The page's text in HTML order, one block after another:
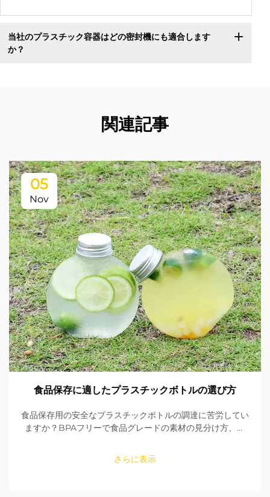
当社のプラスチック容器はどの密封機にも適合します
か？
関連記事
05
Nov
食品保存に適したプラスチックボトルの選び方
食品保存用の安全なプラスチックボトルの調達に苦労してい
ますか？BPAフリーで食品グレードの素材の見分け方、シ
FDAおよびEU規格への適合性を確保してください。今すぐ
読む。
さらに表示